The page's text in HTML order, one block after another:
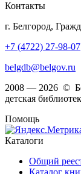
Контакты
г. Белгород,
+7 (4722) 27-98-07
belgdb@belgov.ru
2008 — 2026 ©
детская
Помощь
Каталоги
Общий